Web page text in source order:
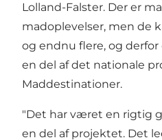
Lolland-Falster. Der er
madoplevelser, men de
og endnu flere, og derfor
en del af det nationale
Maddestinationer.
"Det har været en rigtig
en del af projektet. Det